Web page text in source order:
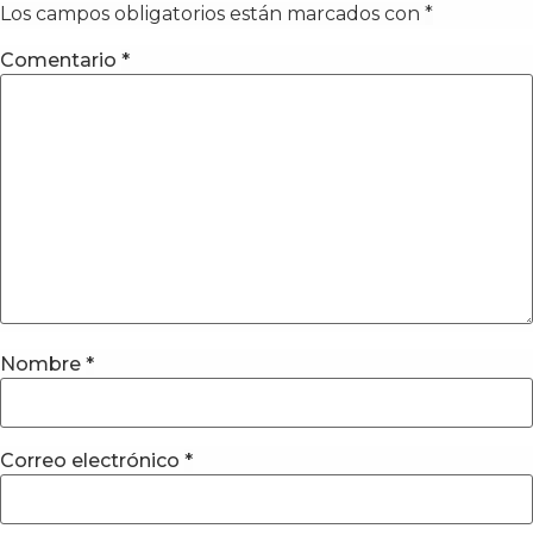
Los campos obligatorios están marcados con *
Comentario *
Nombre *
Correo electrónico *